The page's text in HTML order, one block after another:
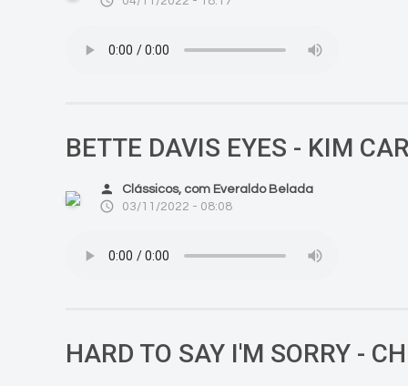
BETTE DAVIS EYES - KIM
person Clássicos, com Everaldo Belada
access_time 03/11/2022 - 08:08
HARD TO SAY I'M SORRY -